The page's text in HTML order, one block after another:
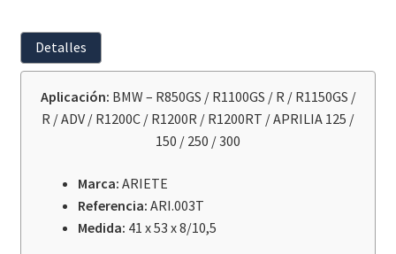
Ari
Bmw
Detalles
Aplicación: BMW – R850GS / R1100GS / R / R1150GS /
R / ADV / R1200C / R1200R / R1200RT / APRILIA 125 /
150 / 250 / 300
Marca: ARIETE
Referencia: ARI.003T
Medida: 41 x 53 x 8/10,5